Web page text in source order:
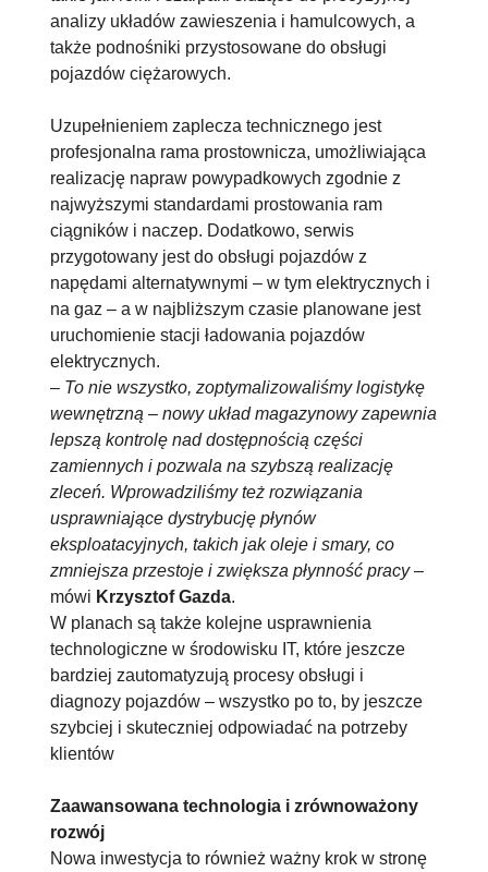
analizy układów zawieszenia i hamulcowych, a
także podnośniki przystosowane do obsługi
pojazdów ciężarowych.
Uzupełnieniem zaplecza technicznego jest
profesjonalna rama prostownicza, umożliwiająca
realizację napraw powypadkowych zgodnie z
najwyższymi standardami prostowania ram
ciągników i naczep. Dodatkowo, serwis
przygotowany jest do obsługi pojazdów z
napędami alternatywnymi – w tym elektrycznych i
na gaz – a w najbliższym czasie planowane jest
uruchomienie stacji ładowania pojazdów
elektrycznych.
– To nie wszystko, zoptymalizowaliśmy logistykę
wewnętrzną – nowy układ magazynowy zapewnia
lepszą kontrolę nad dostępnością części
zamiennych i pozwala na szybszą realizację
zleceń. Wprowadziliśmy też rozwiązania
usprawniające dystrybucję płynów
eksploatacyjnych, takich jak oleje i smary, co
zmniejsza przestoje i zwiększa płynność pracy–
mówi Krzysztof Gazda.
W planach są także kolejne usprawnienia
technologiczne w środowisku IT, które jeszcze
bardziej zautomatyzują procesy obsługi i
diagnozy pojazdów – wszystko po to, by jeszcze
szybciej i skuteczniej odpowiadać na potrzeby
klientów
Zaawansowana technologia i zrównoważony
rozwój
Nowa inwestycja to również ważny krok w stronę